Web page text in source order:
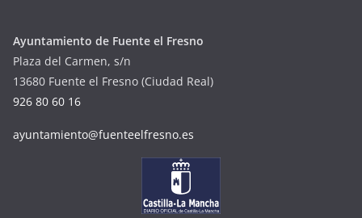
Ayuntamiento de Fuente el Fresno
Plaza del Carmen, s/n
13680 Fuente el Fresno (Ciudad Real)
926 80 60 16
ayuntamiento@fuenteelfresno.es